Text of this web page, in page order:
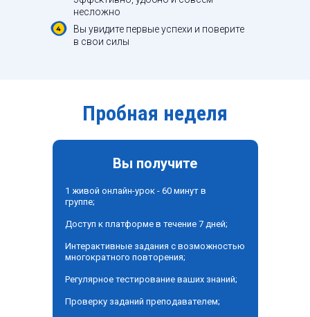
Вы увидите первые успехи и поверите
в свои силы
несложно
Пробная неделя
1 живой онлайн-урок - 60 минут в
группе;
Проверку заданий преподавателем;
Доступ к платформе в течение 7 дней;
Интерактивные задания с возможностью
многократного повторения;
Регулярное тестирование ваших знаний;
Вы получите